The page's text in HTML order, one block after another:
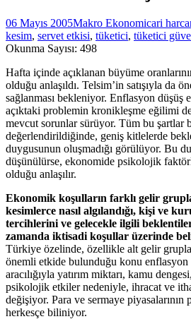
06 Mayıs 2005Makro Ekonomicari
kesim, servet etkisi, tüketici, tüketici
Okunma Sayısı: 498
Hafta içinde açıklanan büyüme
olduğu anlaşıldı. Telsim’in satışıyla da
sağlanması bekleniyor. Enflasyon düşüş
açıktaki problemin kronikleşme eğilimi
mevcut sorunlar sürüyor. Tüm bu şartlar
değerlendirildiğinde, geniş kitlelerde
duygusunun oluşmadığı görülüyor. Bu
düşünülürse, ekonomide psikolojik
olduğu anlaşılır.
Ekonomik koşulların farklı gelir
kesimlerce nasıl algılandığı, kişi ve
tercihlerini ve gelecekle ilgili
zamanda iktisadi koşullar üzerinde
Türkiye özelinde, özellikle alt gelir
önemli etkide bulunduğu konu enflasyon
aracılığıyla yatırım miktarı, kamu
psikolojik etkiler nedeniyle, ihracat ve
değişiyor. Para ve sermaye piyasalarının
herkesçe biliniyor.